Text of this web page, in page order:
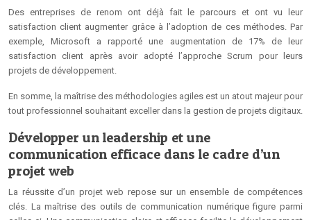
Des entreprises de renom ont déjà fait le parcours et ont vu leur
satisfaction client augmenter grâce à l’adoption de ces méthodes. Par
exemple, Microsoft a rapporté une augmentation de 17% de leur
satisfaction client après avoir adopté l’approche Scrum pour leurs
projets de développement.
En somme, la maîtrise des méthodologies agiles est un atout majeur pour
tout professionnel souhaitant exceller dans la gestion de projets digitaux.
Développer un leadership et une
communication efficace dans le cadre d’un
projet web
La réussite d’un projet web repose sur un ensemble de compétences
clés. La maîtrise des outils de communication numérique figure parmi